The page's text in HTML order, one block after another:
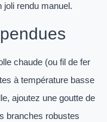
joli rendu manuel.
chaude (ou fil de fer
à température basse
ajoutez une goutte de
branches robustes